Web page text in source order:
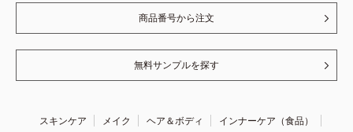
商品番号から注文
無料サンプルを探す
スキンケア メイク ヘア＆ボディ
インナーケア（食品）